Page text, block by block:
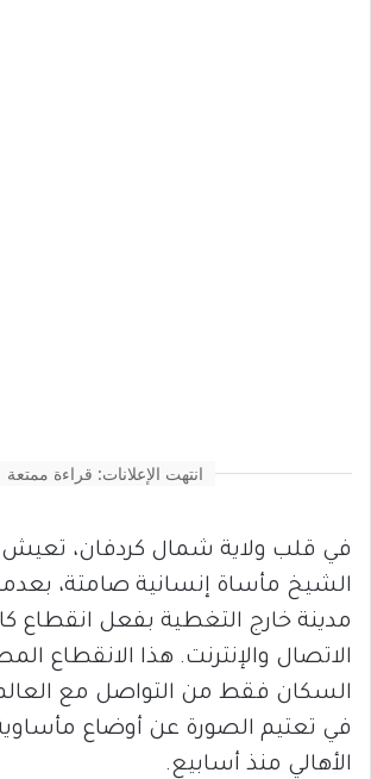
انتهت الإعلانات: قراءة ممتعة
في قلب ولاية شمال كردفان، تعيش
الشيخ مأساة إنسانية صامتة،
مدينة خارج التغطية بفعل انقطاع
الاتصال والإنترنت. هذا الانقطاع
السكان فقط من التواصل مع
في تعتيم الصورة عن أوضاع
الأهالي منذ أسابيع.